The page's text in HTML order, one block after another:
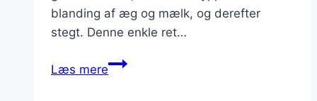
blanding af æg og mælk, og derefter
stegt. Denne enkle ret…
Læs mereArme